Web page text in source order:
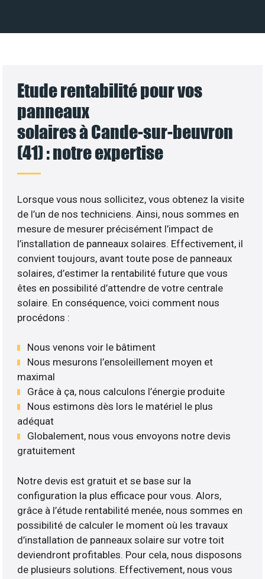
Etude rentabilité pour vos
panneaux
solaires à Cande-sur-beuvron
(41) : notre expertise
Lorsque vous nous sollicitez, vous obtenez la visite
de l’un de nos techniciens. Ainsi, nous sommes en
mesure de mesurer précisément l’impact de
l’installation de panneaux solaires. Effectivement, il
convient toujours, avant toute pose de panneaux
solaires, d’estimer la rentabilité future que vous
êtes en possibilité d’attendre de votre centrale
solaire. En conséquence, voici comment nous
procédons :
Nous venons voir le bâtiment
Nous mesurons l’ensoleillement moyen et
maximal
Grâce à ça, nous calculons l’énergie produite
Nous estimons dès lors le matériel le plus
adéquat
Globalement, nous vous envoyons notre devis
gratuitement
Notre devis est gratuit et se base sur la
configuration la plus efficace pour vous. Alors,
grâce à l’étude rentabilité menée, nous sommes en
possibilité de calculer le moment où les travaux
d’installation de panneaux solaire sur votre toit
deviendront profitables. Pour cela, nous disposons
de plusieurs solutions. Effectivement, nous vous